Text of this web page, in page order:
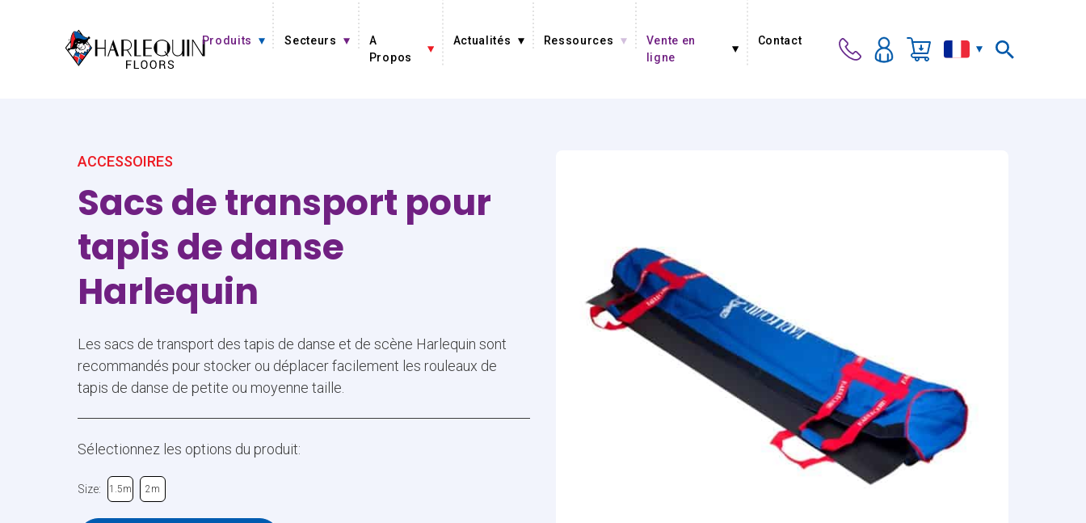
Produits Secteurs
A
Propos
Actualités Ressources
Vente en
ligne
Contact
ACCESSOIRES
Sacs de transport pour
tapis de danse
Harlequin
Les sacs de transport des tapis de danse et de scène Harlequin sont
recommandés pour stocker ou déplacer facilement les rouleaux de
tapis de danse de petite ou moyenne taille.
Sélectionnez les options du produit:
Size: 1.5m 2m